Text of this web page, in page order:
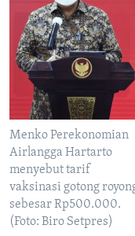
Menko Perekonomian
Airlangga Hartarto
menyebut tarif
vaksinasi gotong
sebesar Rp500.000.
(Foto: Biro Setpres)